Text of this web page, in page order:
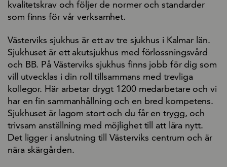
kvalitetskrav och följer de normer och standarder
som finns för vår verksamhet.
Västerviks sjukhus är ett av tre sjukhus i Kalmar län.
Sjukhuset är ett akutsjukhus med förlossningsvård
och BB. På Västerviks sjukhus finns jobb för dig som
vill utvecklas i din roll tillsammans med trevliga
kollegor. Här arbetar drygt 1200 medarbetare och vi
har en fin sammanhållning och en bred kompetens.
Sjukhuset är lagom stort och du får en trygg, och
trivsam anställning med möjlighet till att lära nytt.
Det ligger i anslutning till Västerviks centrum och är
nära skärgården.